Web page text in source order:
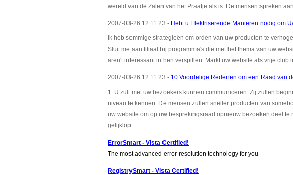
wereld van de Zalen van het Praatje als is. De mensen spreken
2007-03-26 12:11:23 - Hebt u Elektriserende Manieren nodig om
Ik heb sommige strategieën om orden van uw producten te
Sluit me aan filiaal bij programma's die met het thema van uw
aren't interessant in hen verspillen. Markt uw website als vrije club
2007-03-26 12:11:23 - 10 Voordelige Redenen om een Raad van
1. U zult met uw bezoekers kunnen communiceren. Zij zullen
niveau te kennen. De mensen zullen sneller producten van
uw website om op uw besprekingsraad opnieuw bezoeken deel
gelijklop...
ErrorSmart - Vista Certified!
The most advanced error-resolution technology for you
RegistrySmart - Vista Certified!